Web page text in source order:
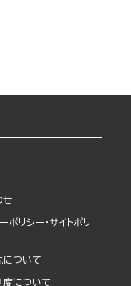
せ
ポリシー・サイトポリ
について
度について